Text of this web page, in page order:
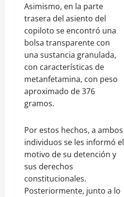
Asimismo, en la parte
trasera del asiento del
copiloto se encontró una
bolsa transparente con
una sustancia granulada,
con características de
metanfetamina, con peso
aproximado de 376
gramos.
Por estos hechos, a ambos
individuos se les informó el
motivo de su detención y
sus derechos
constitucionales.
Posteriormente, junto a lo